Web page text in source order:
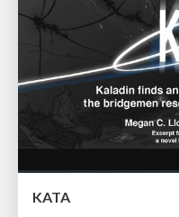
KATA